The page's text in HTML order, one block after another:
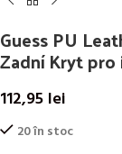
Guess PU
Zadní Kryt pro
112,95 lei
20 în stoc